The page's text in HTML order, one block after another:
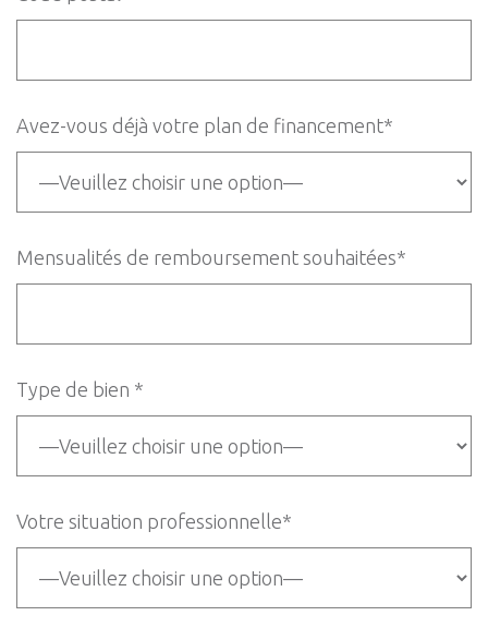
Avez-vous déjà votre plan de financement*
Mensualités de remboursement souhaitées*
Type de bien *
Votre situation professionnelle*